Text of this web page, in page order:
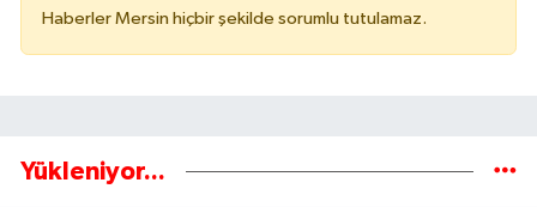
Haberler Mersin hiçbir şekilde sorumlu tutulamaz.
Yükleniyor...